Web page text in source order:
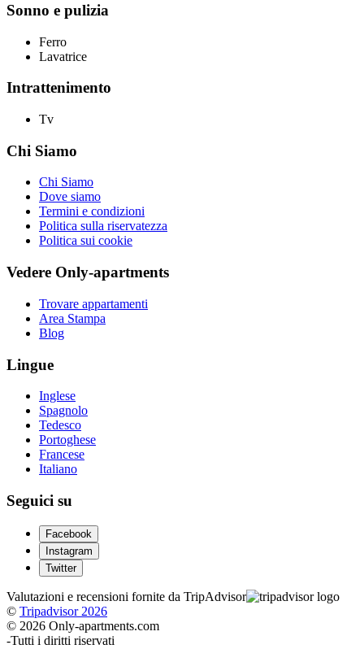
Sonno e pulizia
Ferro
Lavatrice
Intrattenimento
Tv
Chi Siamo
Chi Siamo
Dove siamo
Termini e condizioni
Politica sulla riservatezza
Politica sui cookie
Vedere Only-apartments
Trovare appartamenti
Area Stampa
Blog
Lingue
Inglese
Spagnolo
Tedesco
Portoghese
Francese
Italiano
Seguici su
Facebook
Instagram
Twitter
Valutazioni e recensioni fornite da TripAdvisor
© Tripadvisor 2026
© 2026 Only-apartments.com
-Tutti i diritti riservati